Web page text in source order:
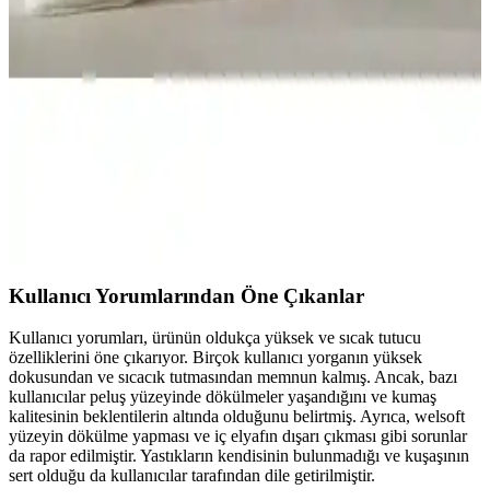
seçimi yapmanıza yardımcı oluyor.
Kullanıcı Yorumlarından Öne Çıkanlar
Kullanıcı yorumları, ürünün oldukça yüksek ve sıcak tutucu
özelliklerini öne çıkarıyor. Birçok kullanıcı yorganın yüksek
dokusundan ve sıcacık tutmasından memnun kalmış. Ancak, bazı
kullanıcılar peluş yüzeyinde dökülmeler yaşandığını ve kumaş
kalitesinin beklentilerin altında olduğunu belirtmiş. Ayrıca, welsoft
yüzeyin dökülme yapması ve iç elyafın dışarı çıkması gibi sorunlar
da rapor edilmiştir. Yastıkların kendisinin bulunmadığı ve kuşaşının
sert olduğu da kullanıcılar tarafından dile getirilmiştir.